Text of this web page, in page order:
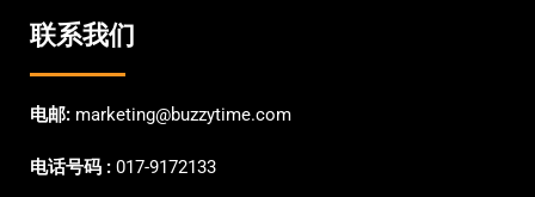
联系我们
电邮: marketing@buzzytime.com
电话号码 : 017-9172133